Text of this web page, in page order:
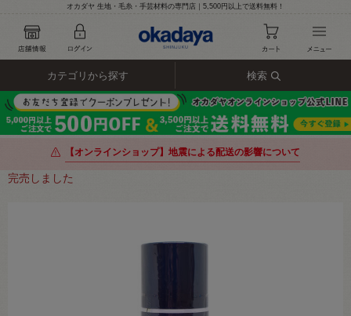
オカダヤ 生地・毛糸・手芸材料の専門店｜5,500円以上で送料無料！
カテゴリから探す 検索
【オンラインショップ】地震による配送の影響について
完売しました